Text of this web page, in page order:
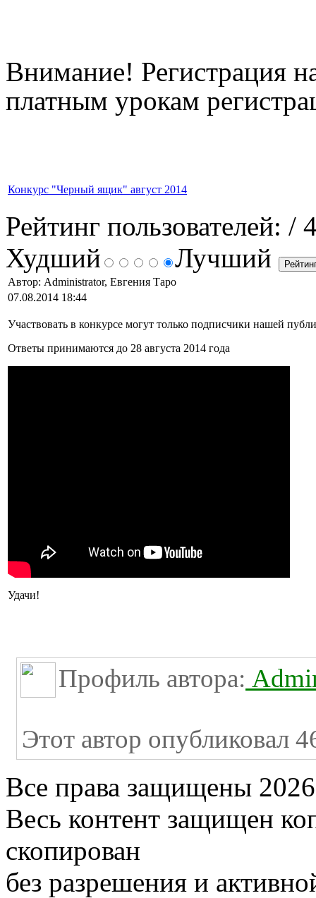
Внимание! Регистрация
платным урокам
Конкурс "Черный ящик" август 2014
Рейтинг пользователей: /
Худший
Лучший
Автор: Administrator, Евгения Таро
07.08.2014 18:44
Участвовать в конкурсе могут только подписчики нашей
Ответы принимаются до 28 августа 2014 года
Удачи!
Профиль автора:
Этот автор опубликовал
Все права защищены 2026
Весь контент защищен
скопирован
без разрешения и